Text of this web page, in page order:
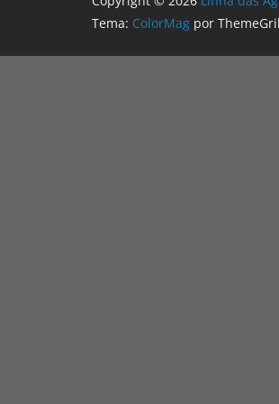
Tema: ColorMag por